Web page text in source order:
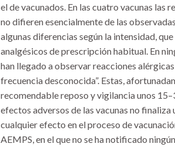
el de vacunados. En las cuatro vacunas las
no difieren esencialmente de las
algunas diferencias según la intensidad,
analgésicos de prescripción habitual. En
han llegado a observar reacciones
frecuencia desconocida”. Estas,
recomendable reposo y vigilancia unos
efectos adversos de las vacunas no
cualquier efecto en el proceso de
AEMPS, en el que no se ha notificado